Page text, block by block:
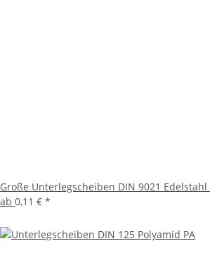
Große Unterlegscheiben DIN 9021 Edelstahl
ab 0,11 € *